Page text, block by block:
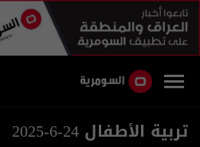
تربية الأطفال 24-6-2025